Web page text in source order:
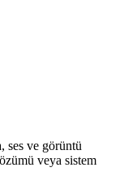
ses ve görüntü
veya sistem